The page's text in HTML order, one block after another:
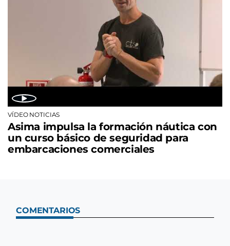
VÍDEO NOTICIAS
Asima impulsa la formación náutica con
un curso básico de seguridad para
embarcaciones comerciales
COMENTARIOS